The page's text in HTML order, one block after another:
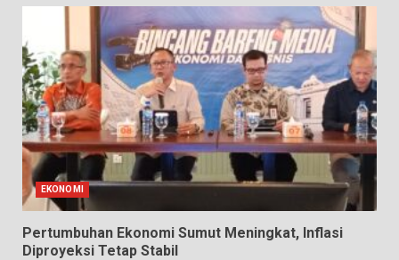
EKONOMI
Pertumbuhan Ekonomi Sumut Meningkat, Inflasi
Diproyeksi Tetap Stabil